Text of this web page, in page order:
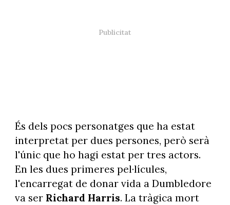
És dels pocs personatges que ha estat
interpretat per dues persones, però serà
l'únic que ho hagi estat per tres actors.
En les dues primeres pel·lícules,
l'encarregat de donar vida a Dumbledore
va ser Richard Harris. La tràgica mort